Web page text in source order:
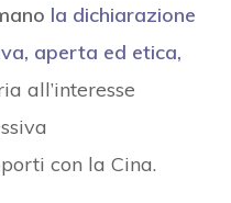
la dichiarazione
aperta ed etica,
all’interesse
con la Cina.